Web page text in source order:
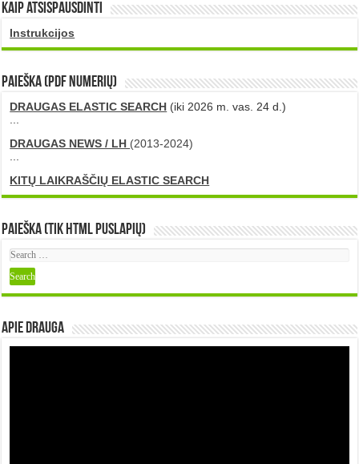
Kaip atsispausdinti
Instrukcijos
PAIEŠKA (PDF numerių)
DRAUGAS ELASTIC SEARCH (iki 2026 m. vas. 24 d.)
...
DRAUGAS NEWS / LH (2013-2024)
...
KITŲ LAIKRAŠČIŲ ELASTIC SEARCH
Paieška (tik HTML puslapių)
Apie DRAUGA